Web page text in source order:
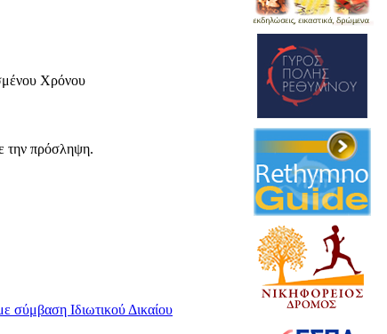
Χρόνου
την πρόσληψη.
Ιδιωτικού Δικαίου